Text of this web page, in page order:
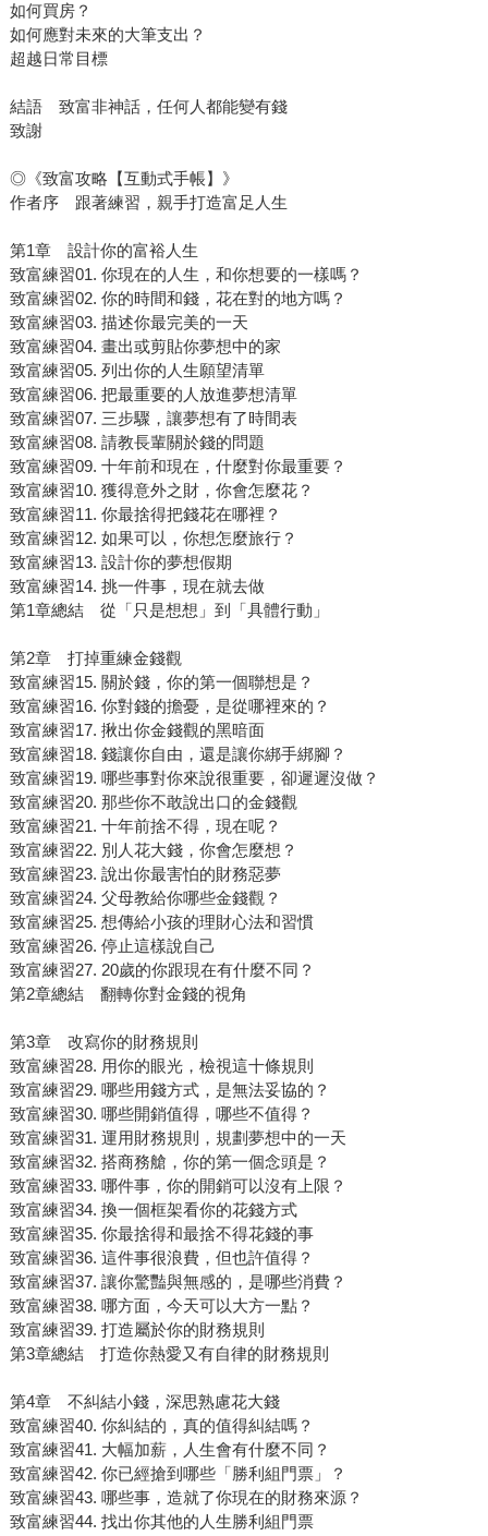
如何買房？
如何應對未來的大筆支出？
超越日常目標
結語 致富非神話，任何人都能變有錢
致謝
◎《致富攻略【互動式手帳】》
作者序 跟著練習，親手打造富足人生
第1章 設計你的富裕人生
致富練習01. 你現在的人生，和你想要的一樣嗎？
致富練習02. 你的時間和錢，花在對的地方嗎？
致富練習03. 描述你最完美的一天
致富練習04. 畫出或剪貼你夢想中的家
致富練習05. 列出你的人生願望清單
致富練習06. 把最重要的人放進夢想清單
致富練習07. 三步驟，讓夢想有了時間表
致富練習08. 請教長輩關於錢的問題
致富練習09. 十年前和現在，什麼對你最重要？
致富練習10. 獲得意外之財，你會怎麼花？
致富練習11. 你最捨得把錢花在哪裡？
致富練習12. 如果可以，你想怎麼旅行？
致富練習13. 設計你的夢想假期
致富練習14. 挑一件事，現在就去做
第1章總結 從「只是想想」到「具體行動」
第2章 打掉重練金錢觀
致富練習15. 關於錢，你的第一個聯想是？
致富練習16. 你對錢的擔憂，是從哪裡來的？
致富練習17. 揪出你金錢觀的黑暗面
致富練習18. 錢讓你自由，還是讓你綁手綁腳？
致富練習19. 哪些事對你來說很重要，卻遲遲沒做？
致富練習20. 那些你不敢說出口的金錢觀
致富練習21. 十年前捨不得，現在呢？
致富練習22. 別人花大錢，你會怎麼想？
致富練習23. 說出你最害怕的財務惡夢
致富練習24. 父母教給你哪些金錢觀？
致富練習25. 想傳給小孩的理財心法和習慣
致富練習26. 停止這樣說自己
致富練習27. 20歲的你跟現在有什麼不同？
第2章總結 翻轉你對金錢的視角
第3章 改寫你的財務規則
致富練習28. 用你的眼光，檢視這十條規則
致富練習29. 哪些用錢方式，是無法妥協的？
致富練習30. 哪些開銷值得，哪些不值得？
致富練習31. 運用財務規則，規劃夢想中的一天
致富練習32. 搭商務艙，你的第一個念頭是？
致富練習33. 哪件事，你的開銷可以沒有上限？
致富練習34. 換一個框架看你的花錢方式
致富練習35. 你最捨得和最捨不得花錢的事
致富練習36. 這件事很浪費，但也許值得？
致富練習37. 讓你驚豔與無感的，是哪些消費？
致富練習38. 哪方面，今天可以大方一點？
致富練習39. 打造屬於你的財務規則
第3章總結 打造你熱愛又有自律的財務規則
第4章 不糾結小錢，深思熟慮花大錢
致富練習40. 你糾結的，真的值得糾結嗎？
致富練習41. 大幅加薪，人生會有什麼不同？
致富練習42. 你已經搶到哪些「勝利組門票」？
致富練習43. 哪些事，造就了你現在的財務來源？
致富練習44. 找出你其他的人生勝利組門票